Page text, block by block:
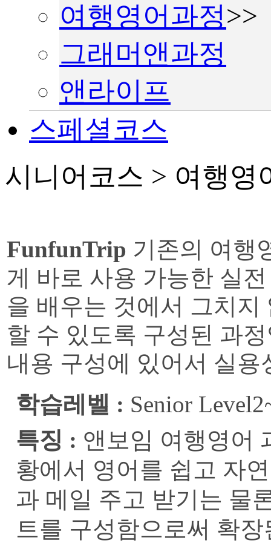
여행영어과정>>
그래머앤과정
앤라이프
스페셜코스
시니어코스 > 여행영
FunfunTrip 기존의 여행
게 바로 사용 가능한 실
을 배우는 것에서 그치
할 수 있도록 구성된 과
내용 구성에 있어서 실용
학습레벨 : Senior
특징 : 앤보임 여행영어
황에서 영어를 쉽고 자
과 메일 주고 받기는 물
트를 구성함으로써 확